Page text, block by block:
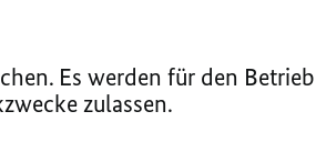
Es werden für den Betrieb
zulassen.